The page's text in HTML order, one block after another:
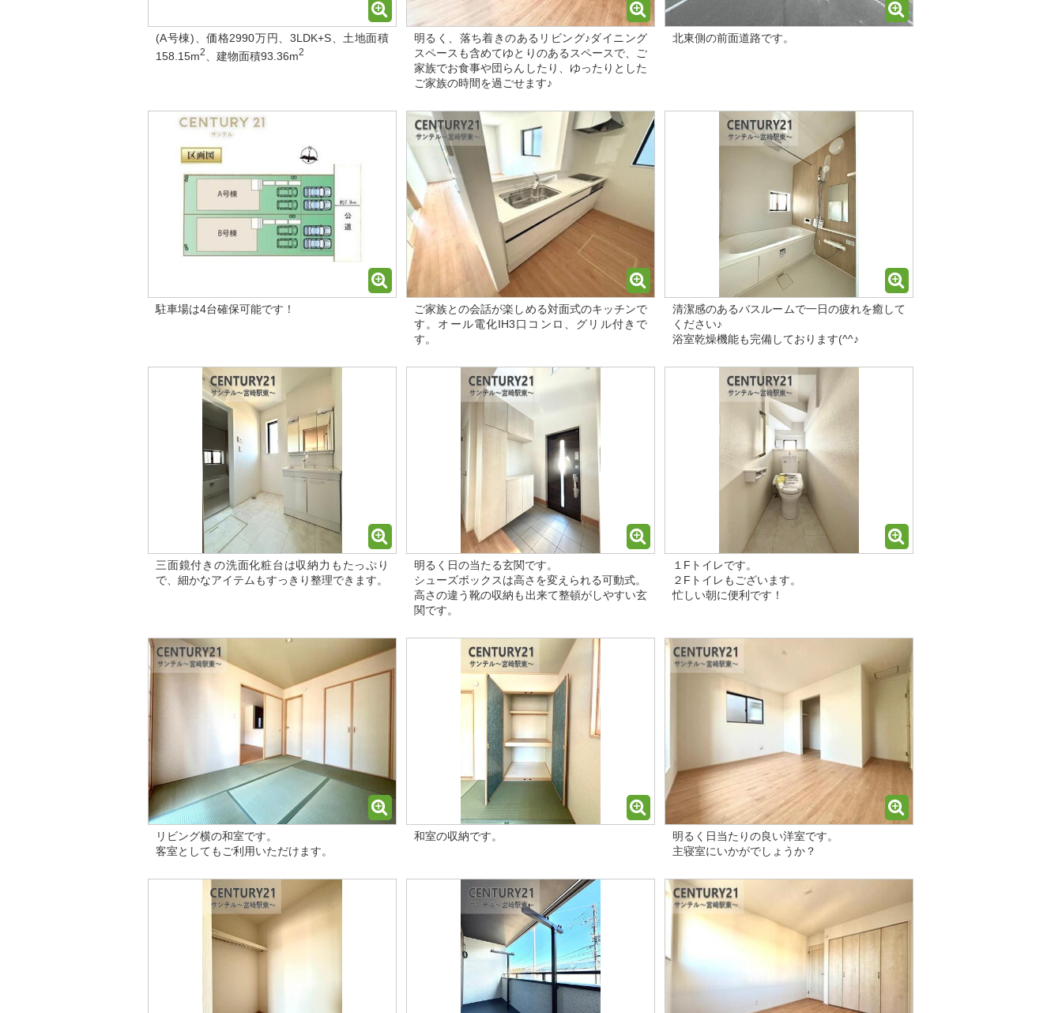
(A号棟)、価格2990万円、3LDK+S、土地面積
158.15m2 、建物面積93.36m2
明るく、落ち着きのあるリビング♪ダイニング
スペースも含めてゆとりのあるスペースで、ご
家族でお食事や団らんしたり、ゆったりとした
ご家族の時間を過ごせます♪
北東側の前面道路です。
駐車場は4台確保可能です！
ご家族との会話が楽しめる対面式のキッチンで
す。オール電化IH3口コンロ、グリル付きで
す。
清潔感のあるバスルームで一日の疲れを癒して
ください♪
浴室乾燥機能も完備しております(^^♪
三面鏡付きの洗面化粧台は収納力もたっぷり
で、細かなアイテムもすっきり整理できます。
明るく日の当たる玄関です。
シューズボックスは高さを変えられる可動式。
高さの違う靴の収納も出来て整頓がしやすい玄
関です。
１Fトイレです。
２Fトイレもございます。
忙しい朝に便利です！
リビング横の和室です。
客室としてもご利用いただけます。
和室の収納です。
明るく日当たりの良い洋室です。
主寝室にいかがでしょうか？